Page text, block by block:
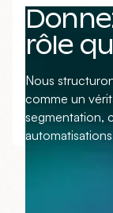
Analyse data
attribution) et
potentiel de
En savoir plus
rôle
Nous
comme un
segmentation,